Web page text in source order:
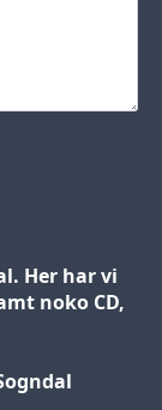
Her har vi
noko CD,